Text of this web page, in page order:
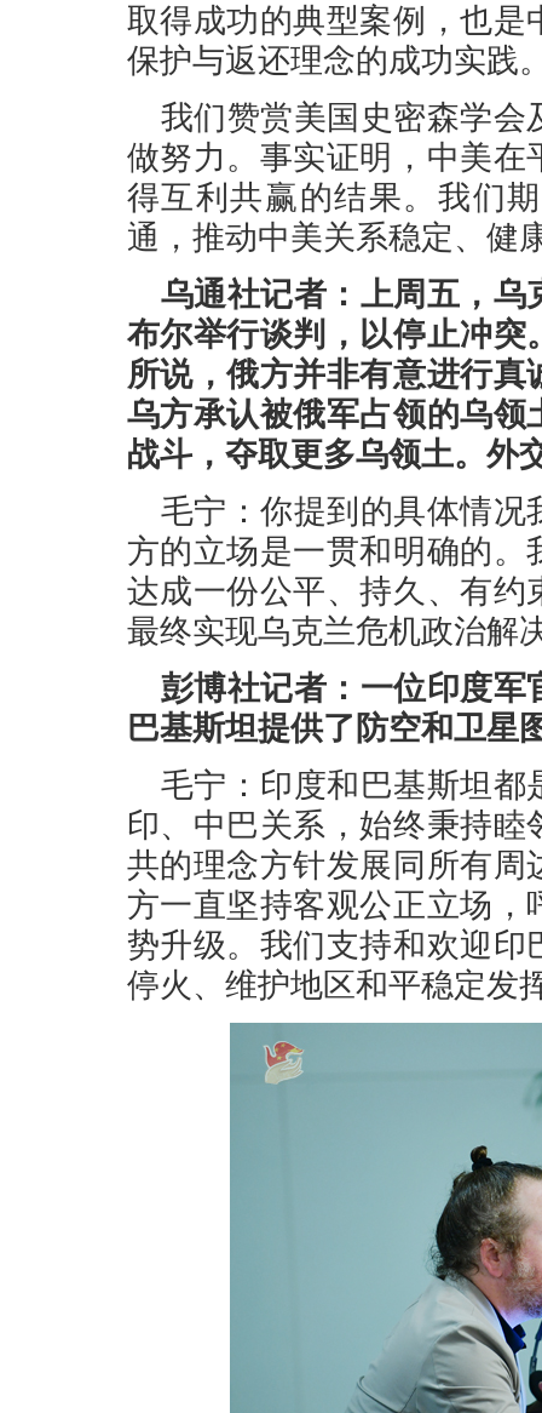
取得成功的典型案例，也
保护与返还理念的成功实践
我们赞赏美国史密森学
做努力。事实证明，中美
得互利共赢的结果。我们
通，推动中美关系稳定、健
乌通社记者：上周五，
布尔举行谈判，以停止冲
所说，俄方并非有意进行
乌方承认被俄军占领的乌
战斗，夺取更多乌领土。外
毛宁：你提到的具体情
方的立场是一贯和明确的
达成一份公平、持久、有
最终实现乌克兰危机政治解
彭博社记者：一位印度
巴基斯坦提供了防空和卫星
毛宁：印度和巴基斯坦
印、中巴关系，始终秉持
共的理念方针发展同所有
方一直坚持客观公正立场
势升级。我们支持和欢迎
停火、维护地区和平稳定发